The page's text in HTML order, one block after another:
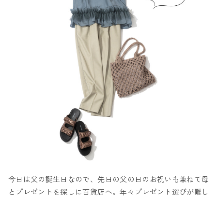
今日は父の誕生日なので、先日の父の日のお祝いも兼ねて母
とプレゼントを探しに百貨店へ。年々プレゼント選びが難し